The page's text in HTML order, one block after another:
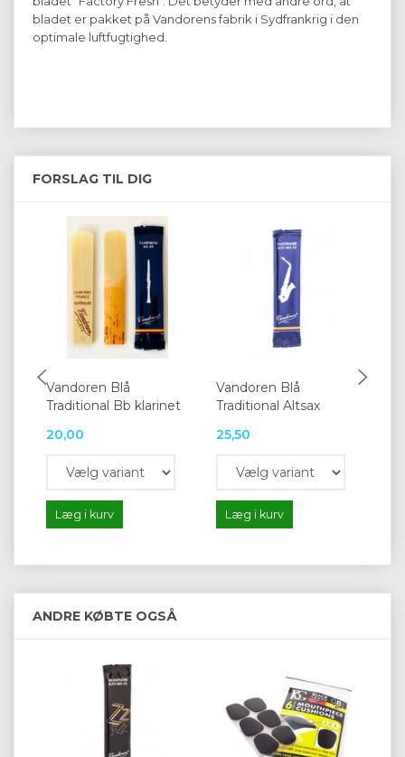
bladet er pakket på Vandorens fabrik i Sydfrankrig i den
optimale luftfugtighed.
FORSLAG TIL DIG
Vandoren Blå
Traditional Bb klarinet
20,00
Læg i kurv
Vandoren Blå
Traditional Altsax
25,50
Læg i kurv
ANDRE KØBTE OGSÅ